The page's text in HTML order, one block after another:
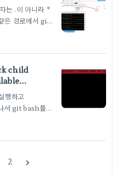
{파일 이름}
을 수정 전(직
의해 버전관
는 .이 아니라 *
은 경로에서 git
child
하고
서 git bash를
(-1) 에러가
료되지 않아서
심되는 task를
2 navigate_next